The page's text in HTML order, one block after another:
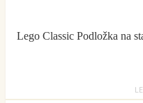
Lego Classic Podložka na